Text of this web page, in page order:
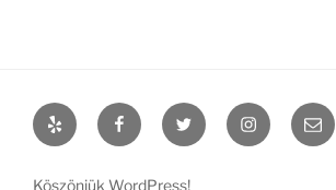
Yelp FacebookTwitter Instagram
Köszönjük WordPress!